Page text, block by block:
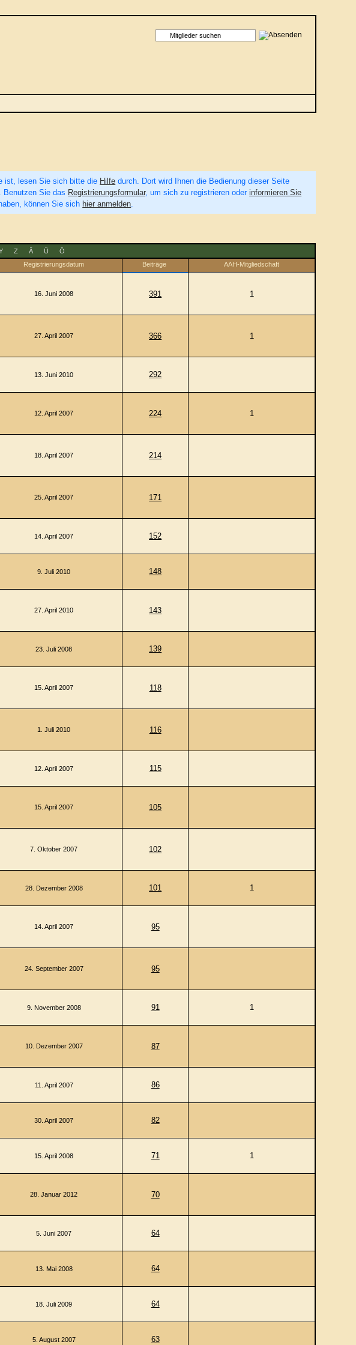
ist, lesen Sie sich bitte die Hilfe durch. Dort wird Ihnen die Bedienung dieser Seite
Benutzen Sie das Registrierungsformular, um sich zu registrieren oderinformieren Sie
können Sie sich hier anmelden.
Z Ä Ü
Ö
Registrierungsdatum Beiträge AAH-Mitgliedschaft
16. Juni 2008 391 1
27. April 2007 366 1
13. Juni 2010 292
12. April 2007 224 1
18. April 2007 214
25. April 2007 171
14. April 2007 152
9. Juli 2010 148
27. April 2010 143
23. Juli 2008 139
15. April 2007 118
1. Juli 2010 116
12. April 2007 115
15. April 2007 105
7. Oktober 2007 102
28. Dezember 2008 101 1
14. April 2007 95
24. September 2007 95
9. November 2008 91 1
10. Dezember 2007 87
11. April 2007 86
30. April 2007 82
15. April 2008 71 1
28. Januar 2012 70
5. Juni 2007 64
13. Mai 2008 64
18. Juli 2009 64
5. August 2007 63